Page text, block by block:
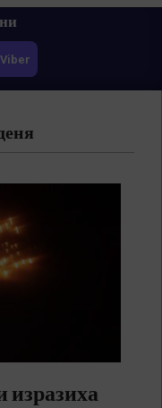
Viber
изразиха